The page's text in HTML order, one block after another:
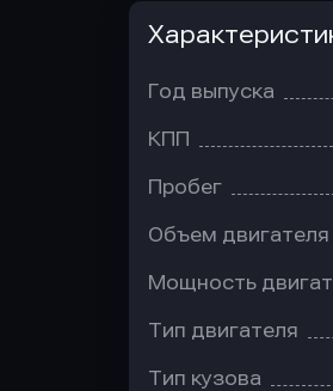
Год выпуска
КПП
Пробег
Объем двигателя
Мощность
Тип двигателя
Тип кузова